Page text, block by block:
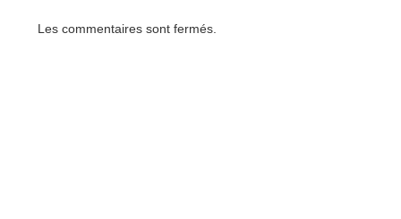
Les commentaires sont fermés.